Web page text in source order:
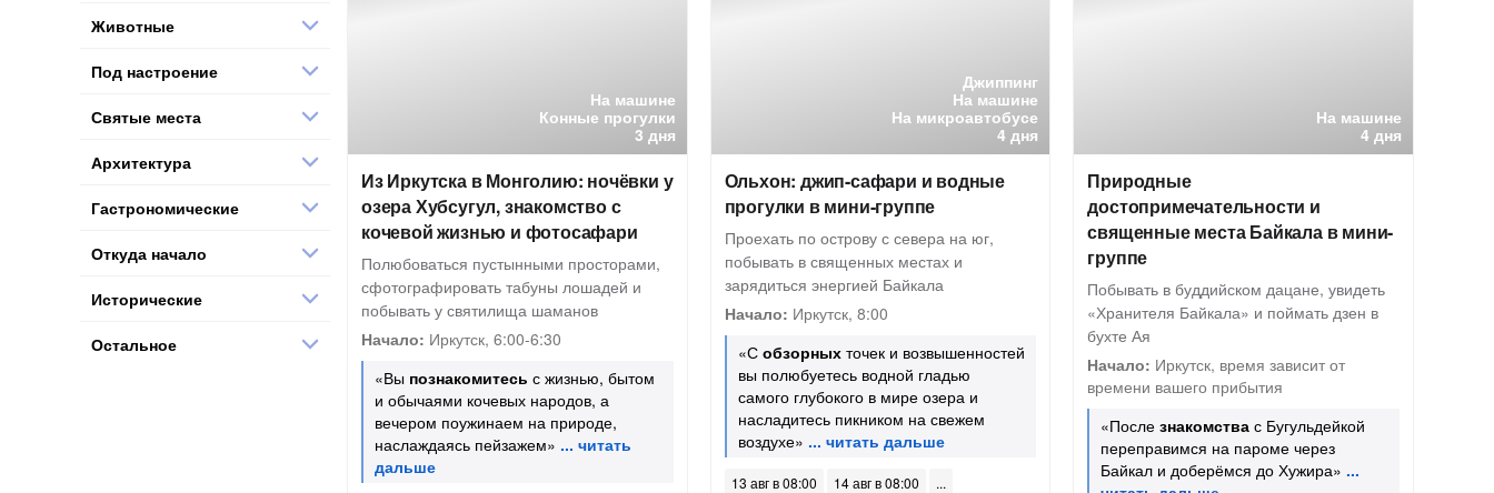
На машине
Конные прогулки
3 дня
Из Иркутска в Монголию: ночёвки у
озера Хубсугул, знакомство с
кочевой жизнью и фотосафари
Полюбоваться пустынными просторами,
сфотографировать табуны лошадей и
побывать у святилища шаманов
Начало: Иркутск, 6:00-6:30
«Вы познакомитесь с жизнью, бытом
и обычаями кочевых народов, а
вечером поужинаем на природе,
наслаждаясь пейзажем»
Джиппинг
На машине
На микроавтобусе
4 дня
Ольхон: джип-сафари и водные
прогулки в мини-группе
Проехать по острову с севера на юг,
побывать в священных местах и
зарядиться энергией Байкала
Начало: Иркутск, 8:00
«С обзорныхточек и возвышенностей
вы полюбуетесь водной гладью
самого глубокого в мире озера и
насладитесь пикником на свежем
воздухе»
13 авг в 08:00 14 авг в 08:00
На машине
4 дня
Природные
достопримечательности и
священные места Байкала в мини-
группе
Побывать в буддийском дацане, увидеть
«Хранителя Байкала» и поймать дзен в
бухте Ая
Начало: Иркутск, время зависит от
времени вашего прибытия
«Послезнакомства с Бугульдейкой
переправимся на пароме через
Байкал и доберёмся до Хужира»
Животные
Под настроение
Святые места
Архитектура
Гастрономические
Откуда начало
Исторические
Остальное